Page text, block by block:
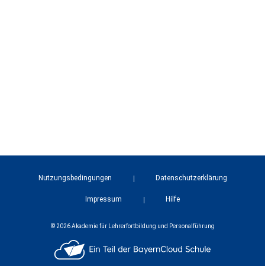
Nutzungsbedingungen Datenschutzerklärung
Impressum Hilfe
© 2026 Akademie für Lehrerfortbildung und Personalführung